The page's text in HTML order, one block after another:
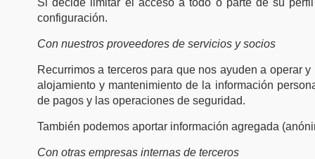
Si decide limitar el acceso a todo o parte de su
configuración.
Con nuestros proveedores de servicios y socios
Recurrimos a terceros para que nos ayuden a operar
alojamiento y mantenimiento de la información
de pagos y las operaciones de seguridad.
También podemos aportar información agregada
Con otras empresas internas de terceros